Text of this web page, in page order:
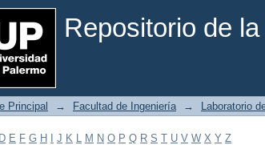
Repositorio de
por: Materia
Principal → Facultad de Ingeniería → Laboratorio
D E F G H J K L M N O P Q R S T U V W X Y Z